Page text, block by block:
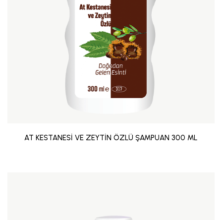
AT KESTANESİ VE ZEYTİN ÖZLÜ ŞAMPUAN 300 ML